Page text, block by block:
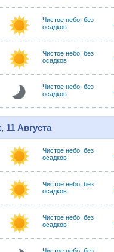
Чистое небо, без
осадков
Чистое небо, без
осадков
Чистое небо, без
осадков
11 Августа
Чистое небо, без
осадков
Чистое небо, без
осадков
Чистое небо, без
осадков